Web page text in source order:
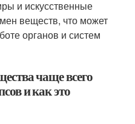
и искусственные
веществ, что может
органов и систем
чаще всего
и как это